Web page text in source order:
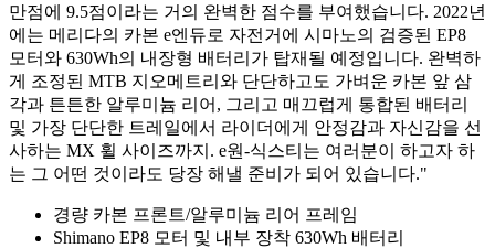
만점에 9.5점이라는 거의 완벽한 점수를 부여했습니다. 2022년
에는 메리다의 카본 e엔듀로 자전거에 시마노의 검증된 EP8
모터와 630Wh의 내장형 배터리가 탑재될 예정입니다. 완벽하
게 조정된 MTB 지오메트리와 단단하고도 가벼운 카본 앞 삼
각과 튼튼한 알루미늄 리어, 그리고 매끄럽게 통합된 배터리
및 가장 단단한 트레일에서 라이더에게 안정감과 자신감을 선
사하는 MX 휠 사이즈까지. e원-식스티는 여러분이 하고자 하
는 그 어떤 것이라도 당장 해낼 준비가 되어 있습니다."
경량 카본 프론트/알루미늄 리어 프레임
Shimano EP8 모터 및 내부 장착 630Wh 배터리